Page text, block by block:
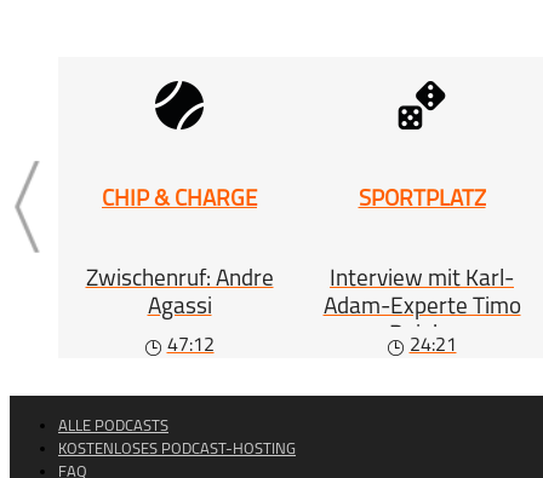
CHIP & CHARGE
Zwischenruf: Andre
Agassi
47:12
SPORTPLATZ
Interview mit Karl-
Adam-Experte Timo
Reinke
24:21
ALLE PODCASTS
KOSTENLOSES PODCAST-HOSTING
FAQ